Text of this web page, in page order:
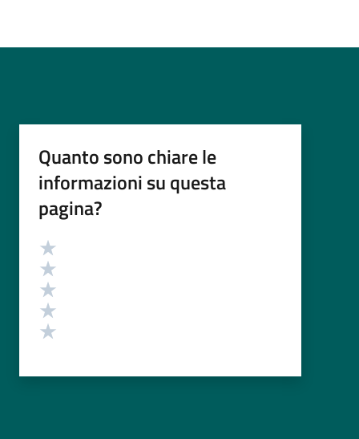
Quanto sono chiare le
informazioni su questa
pagina?
Valutazione